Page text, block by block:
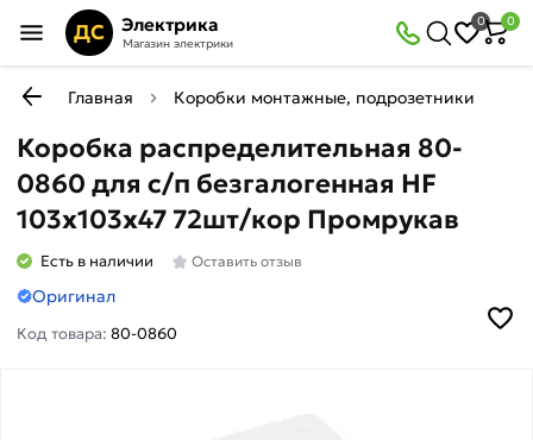
ДС Электрика
Магазин электрики
0 0
Главная Коробки монтажные, подрозетники
Коробка распределительная 80-
0860 для с/п безгалогенная HF
103х103х47 72шт/кор Промрукав
Есть в наличии Оставить отзыв
Оригинал
Код товара:80-0860